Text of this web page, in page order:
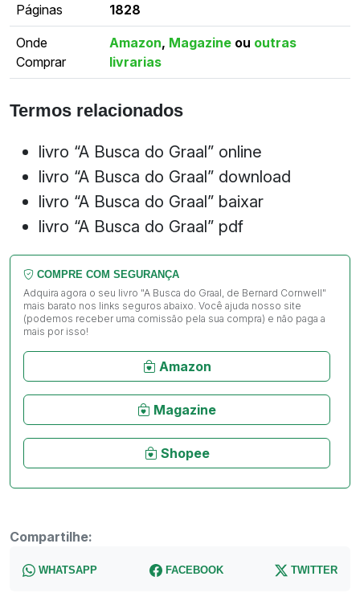
Páginas 1828
Onde
Comprar
Amazon, Magazine ou outras
livrarias
Termos relacionados
livro “A Busca do Graal” online
livro “A Busca do Graal” download
livro “A Busca do Graal” baixar
livro “A Busca do Graal” pdf
COMPRE COM SEGURANÇA
Adquira agora o seu livro "A Busca do Graal, de Bernard Cornwell"
mais barato nos links seguros abaixo. Você ajuda nosso site
(podemos receber uma comissão pela sua compra) e não paga a
mais por isso!
Amazon
Magazine
Shopee
Compartilhe:
WHATSAPP FACEBOOK TWITTER